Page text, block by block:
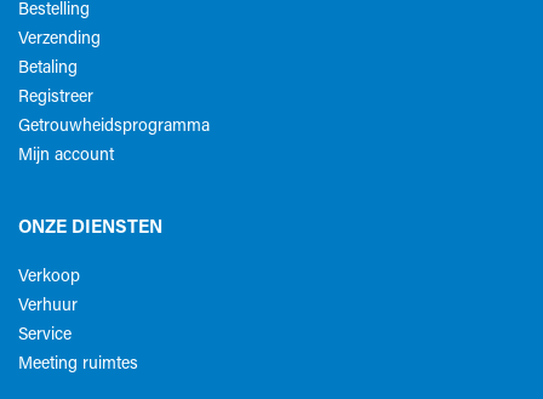
Bestelling
Verzending
Betaling
Registreer
Getrouwheidsprogramma
Mijn account
ONZE DIENSTEN
Verkoop
Verhuur
Service
Meeting ruimtes